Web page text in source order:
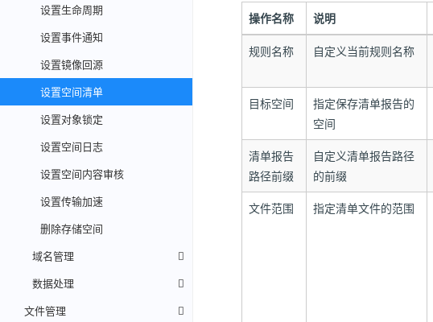
设置生命周期
设置事件通知
设置镜像回源
设置空间清单
设置对象锁定
设置空间日志
设置空间内容审核
设置传输加速
删除存储空间
域名管理
数据处理
文件管理
操作名称
说明
规则名称 自定义当前规则名称
目标空间
指定保存清单报告的
空间
清单报告
路径前缀
自定义清单报告路径
的前缀
文件范围 指定清单文件的范围